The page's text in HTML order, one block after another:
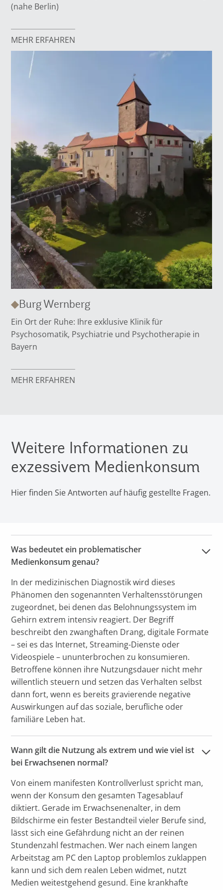
(nahe Berlin)
MEHR ERFAHREN
Burg Wernberg
Ein Ort der Ruhe: Ihre exklusive Klinik für
Psychosomatik, Psychiatrie und Psychotherapie in
Bayern
MEHR ERFAHREN
Weitere Informationen zu
exzessivem Medienkonsum
Hier finden Sie Antworten auf häufig gestellte Fragen.
Was bedeutet ein problematischer
Medienkonsum genau?
In der medizinischen Diagnostik wird dieses
Phänomen den sogenannten Verhaltensstörungen
zugeordnet, bei denen das Belohnungssystem im
Gehirn extrem intensiv reagiert. Der Begriff
beschreibt den zwanghaften Drang, digitale Formate
– sei es das Internet, Streaming-Dienste oder
Videospiele – ununterbrochen zu konsumieren.
Betroffene können ihre Nutzungsdauer nicht mehr
willentlich steuern und setzen das Verhalten selbst
dann fort, wenn es bereits gravierende negative
Auswirkungen auf das soziale, berufliche oder
familiäre Leben hat.
Wann gilt die Nutzung als extrem und wie viel ist
bei Erwachsenen normal?
Von einem manifesten Kontrollverlust spricht man,
wenn der Konsum den gesamten Tagesablauf
diktiert. Gerade im Erwachsenenalter, in dem
Bildschirme ein fester Bestandteil vieler Berufe sind,
lässt sich eine Gefährdung nicht an der reinen
Stundenzahl festmachen. Wer nach einem langen
Arbeitstag am PC den Laptop problemlos zuklappen
kann und sich dem realen Leben widmet, nutzt
Medien weitestgehend gesund. Eine krankhafte